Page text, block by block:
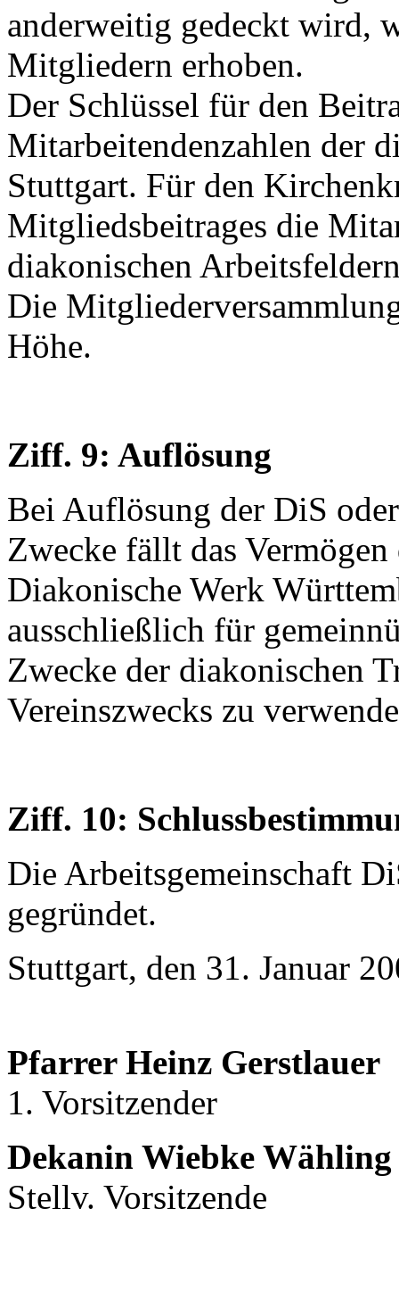
anderweitig gedeckt wird,
Mitgliedern erhoben.
Der Schlüssel für den
Mitarbeitendenzahlen der
Stuttgart. Für den
Mitgliedsbeitrages die
diakonischen
Die
Höhe.
Ziff. 9: Auflösung
Bei Auflösung der DiS
Zwecke fällt das
Diakonische Werk
ausschließlich für
Zwecke der diakonischen
Vereinszwecks zu
Ziff. 10:
Die Arbeitsgemeinschaft
gegründet.
Stuttgart, den 31. Januar
Pfarrer Heinz Gerstlauer
1. Vorsitzender
Dekanin Wiebke Wähling
Stellv.